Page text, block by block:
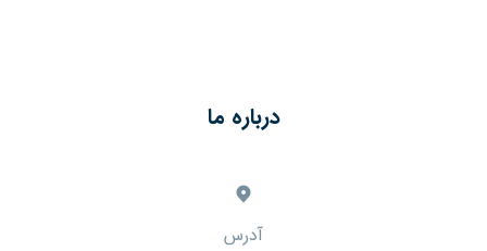
درباره ما
آدرس